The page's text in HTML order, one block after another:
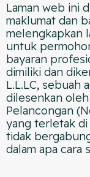
Laman web ini
maklumat dan
melengkapkan
untuk
bayaran
dimiliki dan
L.L.LC, sebuah
dilesenkan
Pelancongan
yang terletak di
tidak
dalam apa cara